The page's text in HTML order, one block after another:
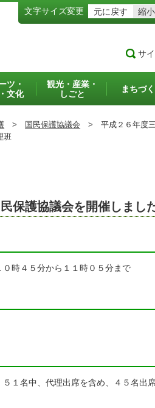
文字サイズ変更 元に戻す 縮小
サ
ツ・
文化
観光・産業・
しごと
まちづ
> 国民保護協議会 > 平成２６年度
班
保護協議会を開催しまし
時４５分から１１時０５分まで
１名中、代理出席を含め、４５名出